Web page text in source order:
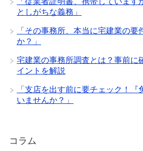
としがちな義務」
「その事務所、本当に宅建業の要
か？」
宅建業の事務所調査とは？事前に
イントを解説
「支店を出す前に要チェック！『
いませんか？」
コラム